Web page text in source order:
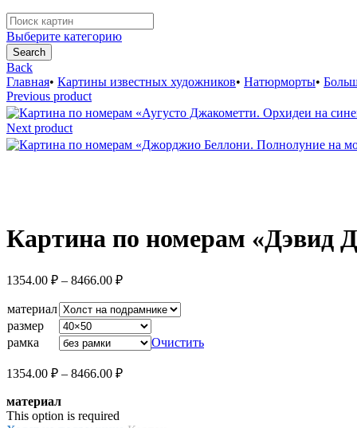
Search
for:
Выберите категорию
Search
Back
Главная• Картины известных художников• Натюрморты•
Previous product
Next product
Картина по номерам «Дэвид
1354.00 ₽ – 8466.00 ₽Диапазон
1354.00 ₽
–
8466.00 ₽
материал
размер
рамка
Очистить
1354.00 ₽ – 8466.00 ₽Диапазон
материал
This option is required